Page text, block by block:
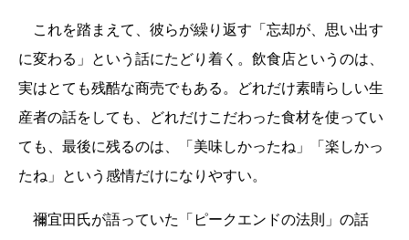
これを踏まえて、彼らが繰り返す「忘却が、思い出す
に変わる」という話にたどり着く。飲食店というのは、
実はとても残酷な商売でもある。どれだけ素晴らしい生
産者の話をしても、どれだけこだわった食材を使ってい
ても、最後に残るのは、「美味しかったね」「楽しかっ
たね」という感情だけになりやすい。
禰宜田氏が語っていた「ピークエンドの法則」の話